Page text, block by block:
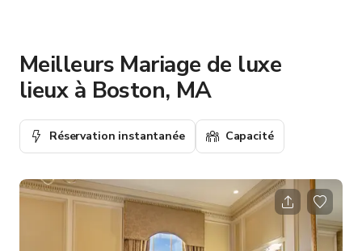
Meilleurs Mariage de luxe
lieux à Boston, MA
Réservation instantanée Capacité